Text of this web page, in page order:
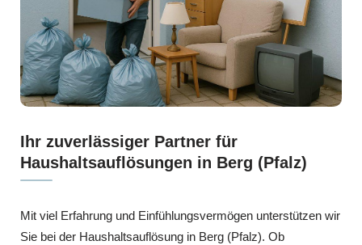
Ihr zuverlässiger Partner für
Haushaltsauflösungen in Berg (Pfalz)
Mit viel Erfahrung und Einfühlungsvermögen unterstützen wir
Sie bei der Haushaltsauflösung in Berg (Pfalz). Ob